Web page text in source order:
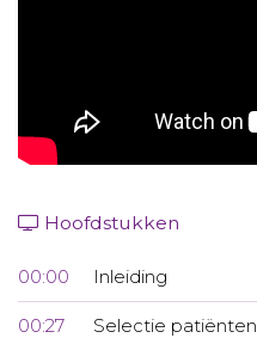
Hoofdstukken
00:00 Inleiding
00:27 Selectie patiënten